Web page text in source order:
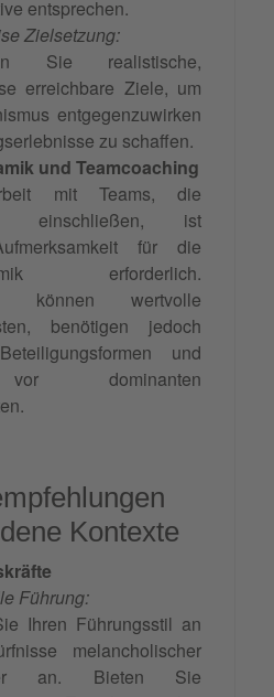
entsprechen.
Zielsetzung:
Sie realistische,
erreichbare Ziele, um
entgegenzuwirken
zu schaffen.
und Teamcoaching
mit Teams, die
einschließen, ist
für die
erforderlich.
können wertvolle
benötigen jedoch
und
dominanten
Kontexte
Führung:
Ihren Führungsstil an
melancholischer
an. Bieten Sie